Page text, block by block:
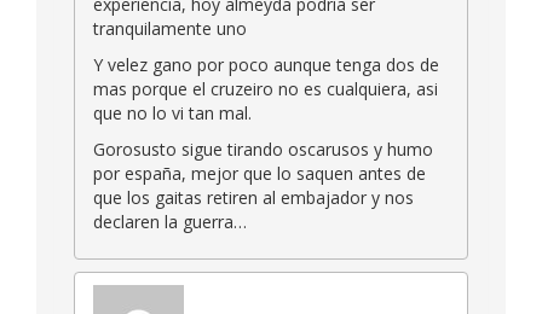
tranquilamente uno
Y velez gano por poco aunque tenga dos de
mas porque el cruzeiro no es cualquiera, asi
que no lo vi tan mal.
Gorosusto sigue tirando oscarusos y humo
por españa, mejor que lo saquen antes de
que los gaitas retiren al embajador y nos
declaren la guerra…